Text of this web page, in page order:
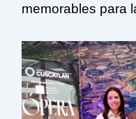
memorables para